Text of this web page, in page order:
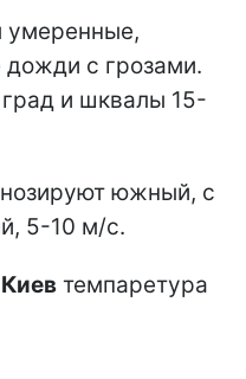
умеренные,
дожди с грозами.
и шквалы 15-
южный, с
5-10 м/с.
темпаретура